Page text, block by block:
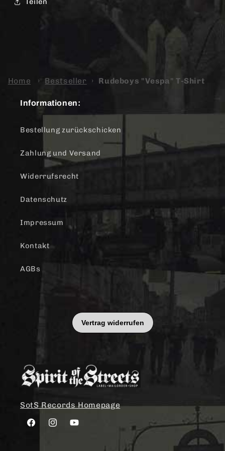
Home › Bestseller › Rudeboys "Vespa" T-Shirt
Informationen:
Bestellung zurückschicken
Zahlung und Versand
Widerrufsrecht
Datenschutz
Impressum
Kontakt
AGBs
SotS Records Homepage
FacebookInstagramYouTube